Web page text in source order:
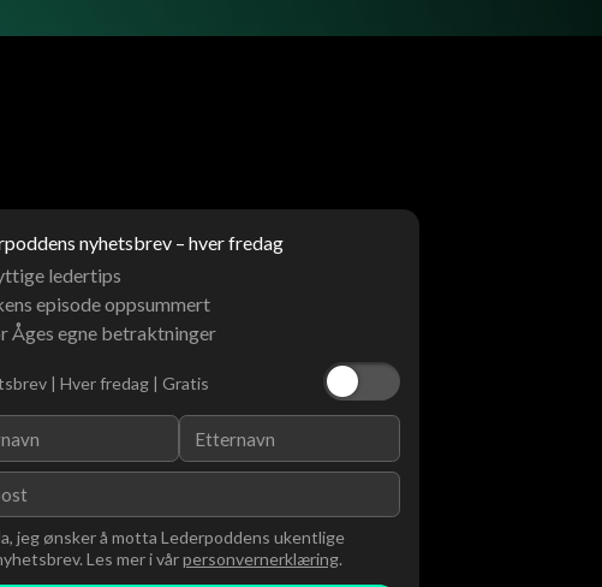
nyhetsbrev – hver fredag
ledertips
episode oppsummert
Åges egne betraktninger
| Hver fredag | Gratis
jeg ønsker å motta Lederpoddens ukentlige
Les mer i vårpersonvernerklæring.